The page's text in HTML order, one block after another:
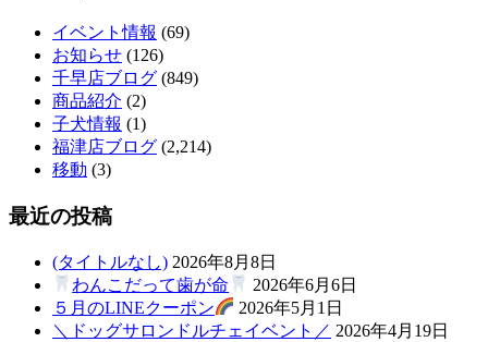
イベント情報 (69)
お知らせ (126)
千早店ブログ (849)
商品紹介 (2)
子犬情報 (1)
福津店ブログ (2,214)
移動 (3)
最近の投稿
(タイトルなし) 2026年8月8日
わんこだって歯が命
2026年6月6日
５月のLINEクーポン
2026年5月1日
＼ドッグサロンドルチェイベント／ 2026年4月19日